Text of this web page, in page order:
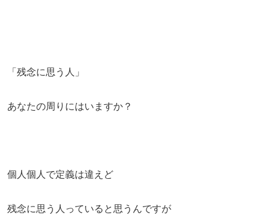
「残念に思う人」
あなたの周りにはいますか？
個人個人で定義は違えど
残念に思う人っていると思うんですが